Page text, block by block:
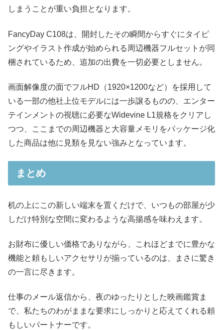
しまうことが重い負担となります。
FancyDay C108は、開封したその瞬間からすぐにタイピ
ングやイラスト作成が始められる周辺機器フルセットが同
梱されているため、追加の出費を一切必要としません。
画面解像度の面でフルHD（1920×1200など）を採用して
いる一部の他社上位モデルには一歩譲るものの、エンター
テインメントの視聴に必要なWidevine L1規格をクリアし
つつ、ここまでの周辺機器と大容量メモリをパッケージ化
した商品は他に見類を見ない強みとなっています。
まとめ
机の上にこの新しい端末を置くだけで、いつもの部屋が少
しだけ特別な空間に変わるような高揚感を味わえます。
お財布に優しい価格でありながら、これほどまでに豊かな
機能と頼もしいアクセサリが揃っているのは、まさに驚き
の一言に尽きます。
仕事のメール返信から、夜のゆったりとした映画鑑賞ま
で、私たちのわがままな要求にしっかりと応えてくれる頼
もしいパートナーです。